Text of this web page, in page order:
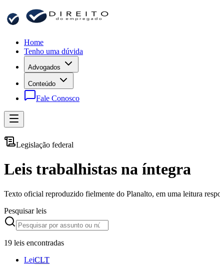
Home
Tenho uma dúvida
Advogados
Conteúdo
Fale Conosco
Legislação federal
Leis trabalhistas na íntegra
Texto oficial reproduzido fielmente do Planalto, em uma leitura
Pesquisar leis
19 leis encontradas
LeiCLT